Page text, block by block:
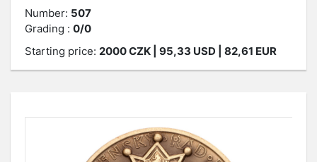
Number: 507
Grading : 0/0
Starting price: 2000CZK | 95,33 USD | 82,61 EUR